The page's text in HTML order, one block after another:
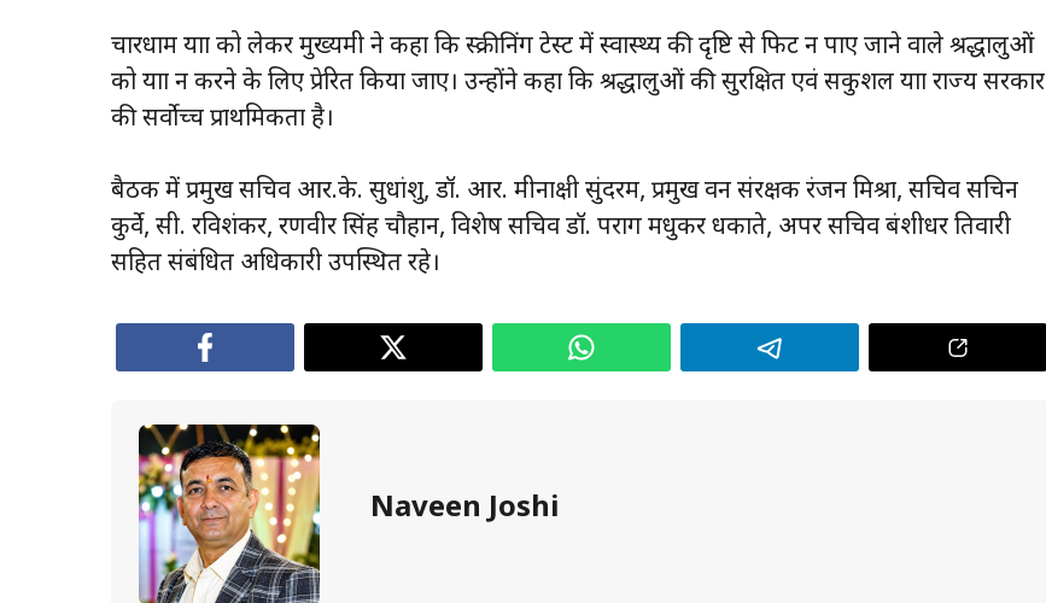
चारधाम यात्रा को लेकर मुख्यमंत्री ने कहा कि स्क्रीनिंग टेस्ट में स्वास्थ्य की दृष्टि से फिट न पाए जाने वाले श्रद्धालुओं
को यात्रा न करने के लिए प्रेरित किया जाए। उन्होंने कहा कि श्रद्धालुओं की सुरक्षित एवं सकुशल यात्रा राज्य सरकार
की सर्वोच्च प्राथमिकता है।
बैठक में प्रमुख सचिव आर.के. सुधांशु, डॉ. आर. मीनाक्षी सुंदरम, प्रमुख वन संरक्षक रंजन मिश्रा, सचिव सचिन
कुर्वे, सी. रविशंकर, रणवीर सिंह चौहान, विशेष सचिव डॉ. पराग मधुकर धकाते, अपर सचिव बंशीधर तिवारी
सहित संबंधित अधिकारी उपस्थित रहे।
Naveen Joshi